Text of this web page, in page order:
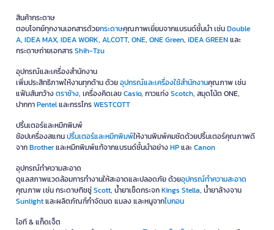
สินค้ากระดาษ
ตอบโจทย์ทุกงานเอกสารด้วยกระดาษคุณภาพเยี่ยมจากแบรนด์ชั้นนำ เช่นDouble
A, IDEA MAX, IDEA WORK, ALCOTT, ONE, ONE Green, IDEA GREENและ
กระดาษถ่ายเอกสารShih-Tzu
อุปกรณ์และเครื่องสำนักงาน
เพิ่มประสิทธิภาพให้งานทุกด้าน ด้วยอุปกรณ์และเครื่องใช้สำนักงานคุณภาพ เช่น
แฟ้มสันกว้างตราช้าง, เครื่องคิดเลขCasio, กาวแท่งScotch, สมุดโน้ต ONE,
ปากกาPentelและกรรไกรWESTCOTT
ปริ้นเตอร์และหมึกพิมพ์
ช้อปเครื่องสแกนปริ้นเตอร์และหมึกพิมพ์ให้งานพิมพ์คมชัดด้วยปริ้นเตอร์คุณภาพดี
จากBrotherและหมึกพิมพ์แท้จากแบรนด์ชั้นนำอย่างHPและCanon
อุปกรณ์ทำความสะอาด
ดูแลสภาพแวดล้อมการทำงานให้สะอาดและปลอดภัย ด้วยอุปกรณ์ทำความสะอาด
คุณภาพ เช่น กระดาษทิชชู่Scott, น้ำยาเช็ดกระจกKings Stella, น้ำยาล้างจาน
Sunlightและผลิตภัณฑ์กำจัดมด แมลง และหนูจากไบกอน
ไอที & แก็ดเจ็ต